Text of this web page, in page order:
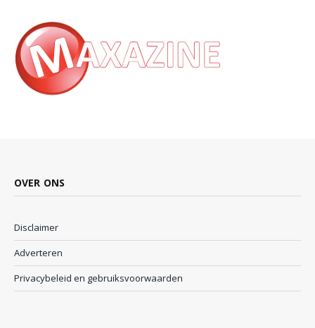
OVER ONS
Disclaimer
Adverteren
Privacybeleid en gebruiksvoorwaarden